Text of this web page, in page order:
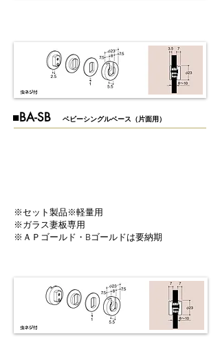
​■BA-SB ベビーシングルベース（片面用）
※セット製品※軽量用
※ガラス妻板専用
※ＡＰゴールド・Bゴールドは要納期